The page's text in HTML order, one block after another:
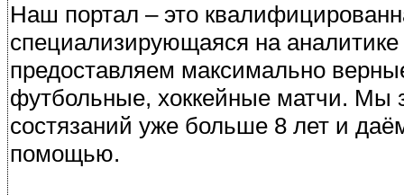
Наш портал – это
специализирующаяся на
предоставляем максимально
футбольные, хоккейные матчи. Мы
состязаний уже больше 8 лет и
помощью.